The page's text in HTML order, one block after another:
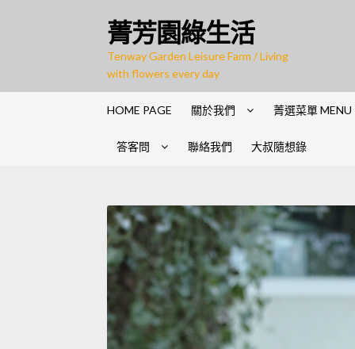
to
navigation
to
content
菁芳園綠生活
Tenway Garden Leisure Farm / Living
with flowers every day
HOME PAGE 關於我們 菁選菜單 MENU
答客問 聯絡我們 大叔隨想錄